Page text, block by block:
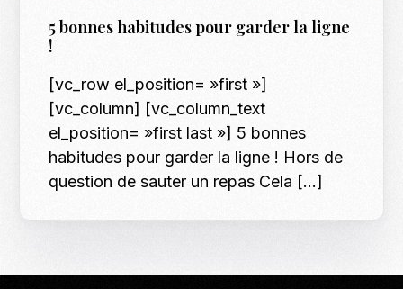
5 bonnes habitudes pour garder la ligne
!
[vc_row el_position= »first »]
[vc_column] [vc_column_text
el_position= »first last »] 5 bonnes
habitudes pour garder la ligne ! Hors de
question de sauter un repas Cela […]